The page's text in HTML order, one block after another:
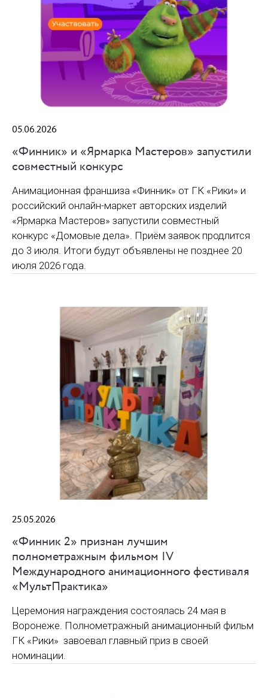
05.06.2026
«Финник» и «Ярмарка Мастеров» запустили
совместный конкурс
Анимационная франшиза «Финник» от ГК «Рики» и
российский онлайн-маркет авторских изделий
«Ярмарка Мастеров» запустили совместный
конкурс «Домовые дела». Приём заявок продлится
до 3 июля. Итоги будут объявлены не позднее 20
июля 2026 года.
25.05.2026
«Финник 2» признан лучшим
полнометражным фильмом IV
Международного анимационного фестиваля
«МультПрактика»
Церемония награждения состоялась 24 мая в
Воронеже. Полнометражный анимационный фильм
ГК «Рики» завоевал главный приз в своей
номинации.